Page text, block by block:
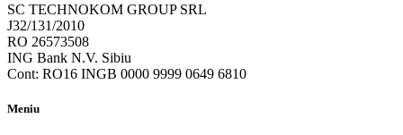
SC TECHNOKOM GROUP SRL
J32/131/2010
RO 26573508
ING Bank N.V. Sibiu
Cont: RO16 INGB 0000 9999 0649 6810
Meniu